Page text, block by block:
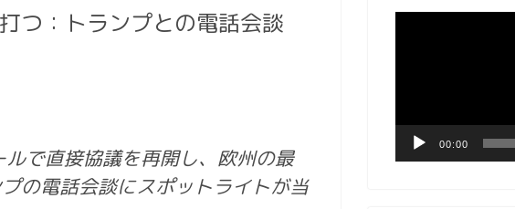
つ：トランプとの電話会談
で直接協議を再開し、欧州の最
の電話会談にスポットライトが当
ヤ
00:00